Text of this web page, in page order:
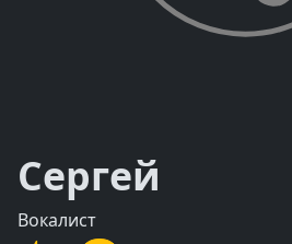
Сергей
Вокалист